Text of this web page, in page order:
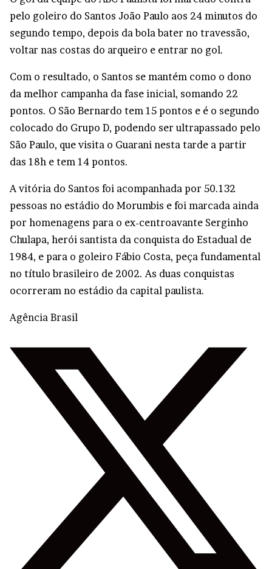
pelo goleiro do Santos João Paulo aos 24 minutos do
segundo tempo, depois da bola bater no travessão,
voltar nas costas do arqueiro e entrar no gol.
Com o resultado, o Santos se mantém como o dono
da melhor campanha da fase inicial, somando 22
pontos. O São Bernardo tem 15 pontos e é o segundo
colocado do Grupo D, podendo ser ultrapassado pelo
São Paulo, que visita o Guarani nesta tarde a partir
das 18h e tem 14 pontos.
A vitória do Santos foi acompanhada por 50.132
pessoas no estádio do Morumbis e foi marcada ainda
por homenagens para o ex-centroavante Serginho
Chulapa, herói santista da conquista do Estadual de
1984, e para o goleiro Fábio Costa, peça fundamental
no título brasileiro de 2002. As duas conquistas
ocorreram no estádio da capital paulista.
Agência Brasil